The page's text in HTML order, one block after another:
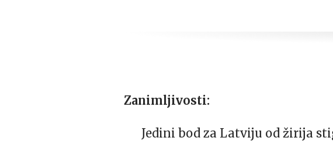
Zanimljivosti:
Jedini bod za Latviju od žirija